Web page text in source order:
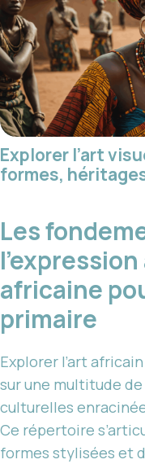
Explorer l’art
formes,
Les
africaine
primaire
Explorer l’art
sur une multitude
culturelles
Ce répertoire
formes stylisées et